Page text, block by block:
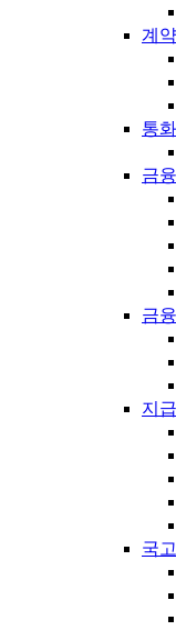
계
통
금
금
지
국